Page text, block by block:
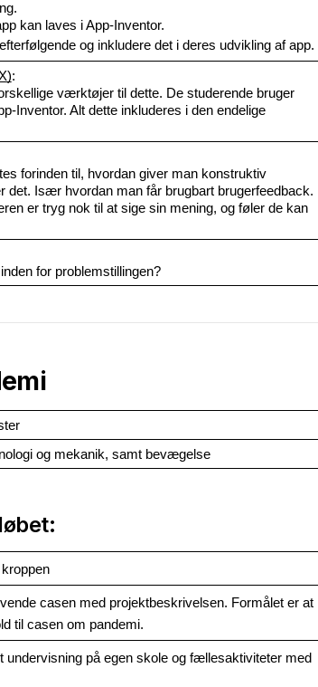
kan laves i App-Inventor.
og inkludere det i deres udvikling af app.
:
værktøjer til dette. De studerende bruger
Inventor. Alt dette inkluderes i den endelige
forinden til, hvordan giver man konstruktiv
det. Især hvordan man får brugbart brugerfeedback.
er tryg nok til at sige sin mening, og føler de kan
for problemstillingen?
og mekanik, samt bevægelse
casen med projektbeskrivelsen. Formålet er at
til casen om pandemi.
undervisning på egen skole og fællesaktiviteter med